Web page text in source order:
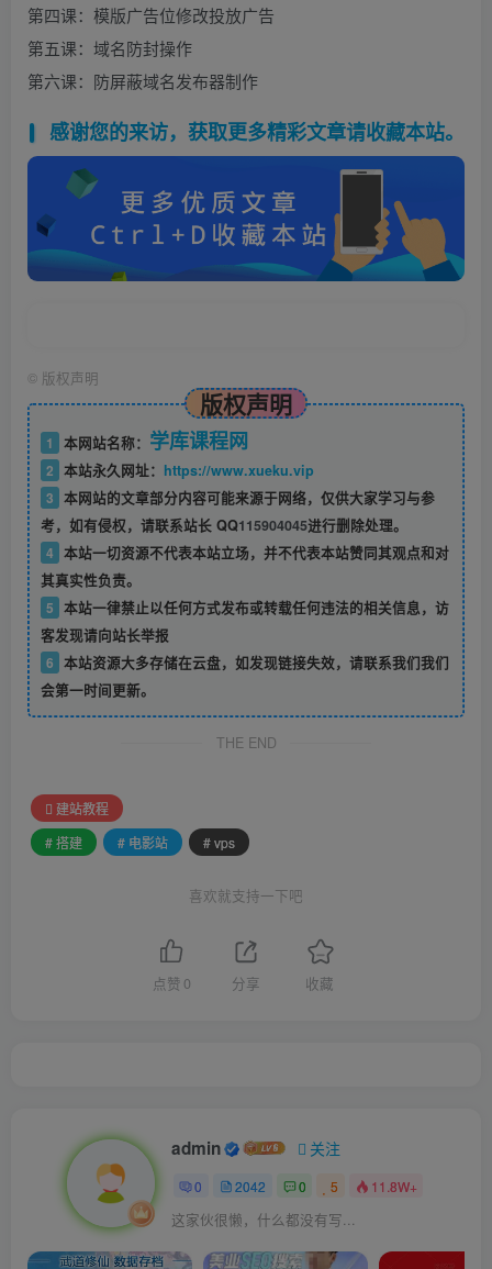
第四课：模版广告位修改投放广告
第五课：域名防封操作
第六课：防屏蔽域名发布器制作
感谢您的来访，获取更多精彩文章请收藏本站。
© 版权声明
版权声明
1 本网站名称： 学库课程网
2 本站永久网址： https://www.xueku.vip
3 本网站的文章部分内容可能来源于网络，仅供大家学习与参
考，如有侵权，请联系站长 QQ115904045进行删除处理。
4 本站一切资源不代表本站立场，并不代表本站赞同其观点和对
其真实性负责。
5 本站一律禁止以任何方式发布或转载任何违法的相关信息，访
客发现请向站长举报
6 本站资源大多存储在云盘，如发现链接失效，请联系我们我们
会第一时间更新。
THE END
建站教程
# 搭建
# 电影站 # vps
喜欢就支持一下吧
点赞 0 分享 收藏
admin 关注
0 2042 0 5 11.8W+
这家伙很懒，什么都没有写...